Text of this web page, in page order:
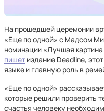
На прошедшей церемонии
«Еще по одной» с Мадсом
номинации «Лучшая
пишет издание Deadline,
языке и главную роль в
«Еще по одной»
которые решили проверить
счастья человеку